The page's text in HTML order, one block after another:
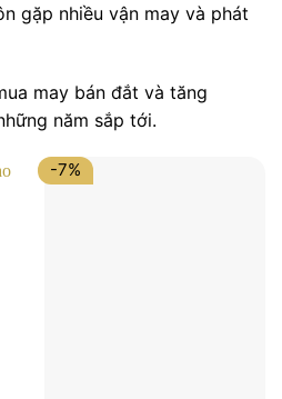
gặp nhiều vận may và phát
may bán đắt và tăng
năm sắp tới.
-7%